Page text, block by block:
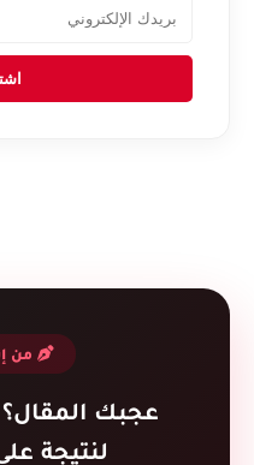
من
عجبك المقال؟
لنتيجة